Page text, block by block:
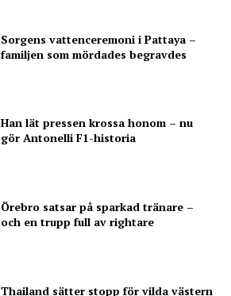
Sorgens vattenceremoni i Pattaya –
familjen som mördades begravdes
Han lät pressen krossa honom – nu
gör Antonelli F1-historia
Örebro satsar på sparkad tränare –
och en trupp full av rightare
Thailand sätter stopp för vilda västern